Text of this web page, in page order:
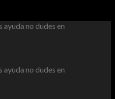
ayuda no dudes en
ayuda no dudes en